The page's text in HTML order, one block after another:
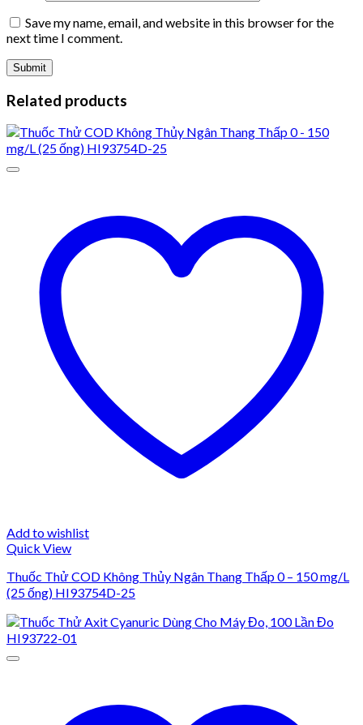
Save my name, email, and website in this browser for the
next time I comment.
Related products
Add to wishlist
Quick View
Thuốc Thử COD Không Thủy Ngân Thang Thấp 0 – 150 mg/L
(25 ống) HI93754D-25